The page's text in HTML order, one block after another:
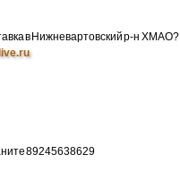
в Нижневартовский р-н ХМАО?
89245638629